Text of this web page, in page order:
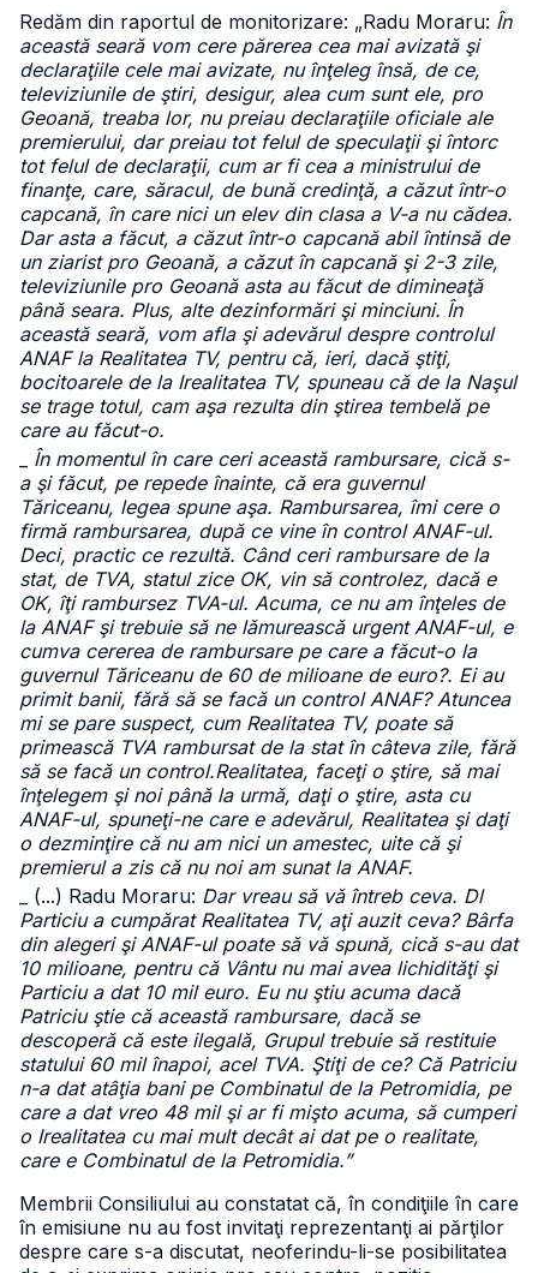
Redăm din raportul de monitorizare: „Radu Moraru: În
această seară vom cere părerea cea mai avizată şi
declaraţiile cele mai avizate, nu înţeleg însă, de ce,
televiziunile de ştiri, desigur, alea cum sunt ele, pro
Geoană, treaba lor, nu preiau declaraţiile oficiale ale
premierului, dar preiau tot felul de speculaţii şi întorc
tot felul de declaraţii, cum ar fi cea a ministrului de
finanţe, care, săracul, de bună credinţă, a căzut într-o
capcană, în care nici un elev din clasa a V-a nu cădea.
Dar asta a făcut, a căzut într-o capcană abil întinsă de
un ziarist pro Geoană, a căzut în capcană şi 2-3 zile,
televiziunile pro Geoană asta au făcut de dimineaţă
până seara. Plus, alte dezinformări şi minciuni. În
această seară, vom afla şi adevărul despre controlul
ANAF la Realitatea TV, pentru că, ieri, dacă ştiţi,
bocitoarele de la Irealitatea TV, spuneau că de la Naşul
se trage totul, cam aşa rezulta din ştirea tembelă pe
care au făcut-o.
În momentul în care ceri această rambursare, cică s-
a şi făcut, pe repede înainte, că era guvernul
Tăriceanu, legea spune aşa. Rambursarea, îmi cere o
firmă rambursarea, după ce vine în control ANAF-ul.
Deci, practic ce rezultă. Când ceri rambursare de la
stat, de TVA, statul zice OK, vin să controlez, dacă e
OK, îţi rambursez TVA-ul. Acuma, ce nu am înţeles de
la ANAF şi trebuie să ne lămurească urgent ANAF-ul, e
cumva cererea de rambursare pe care a făcut-o la
guvernul Tăriceanu de 60 de milioane de euro?. Ei au
primit banii, fără să se facă un control ANAF? Atuncea
mi se pare suspect, cum Realitatea TV, poate să
primească TVA rambursat de la stat în câteva zile, fără
să se facă un control.Realitatea, faceţi o ştire, să mai
înţelegem şi noi până la urmă, daţi o ştire, asta cu
ANAF-ul, spuneţi-ne care e adevărul, Realitatea şi daţi
o dezminţire că nu am nici un amestec, uite că şi
premierul a zis că nu noi am sunat la ANAF.
_ (...) Radu Moraru: Dar vreau să vă întreb ceva. Dl
Particiu a cumpărat Realitatea TV, aţi auzit ceva? Bârfa
din alegeri şi ANAF-ul poate să vă spună, cică s-au dat
10 milioane, pentru că Vântu nu mai avea lichidităţi şi
Particiu a dat 10 mil euro. Eu nu ştiu acuma dacă
Patriciu ştie că această rambursare, dacă se
descoperă că este ilegală, Grupul trebuie să restituie
statului 60 mil înapoi, acel TVA. Ştiţi de ce? Că Patriciu
n-a dat atâţia bani pe Combinatul de la Petromidia, pe
care a dat vreo 48 mil şi ar fi mişto acuma, să cumperi
o Irealitatea cu mai mult decât ai dat pe o realitate,
care e Combinatul de la Petromidia.”
Membrii Consiliului au constatat că, în condiţiile în care
în emisiune nu au fost invitaţi reprezentanţi ai părţilor
despre care s-a discutat, neoferindu-li-se posibilitatea